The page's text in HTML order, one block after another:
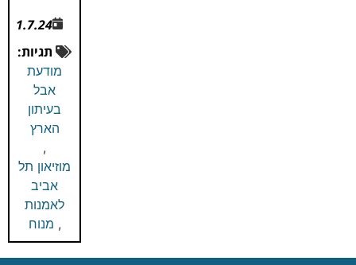
1.7.24
תגיות:
מודעת
אבל
בעיתון
הארץ
,
מוזיאון תל
אביב
לאמנות
, מנוח